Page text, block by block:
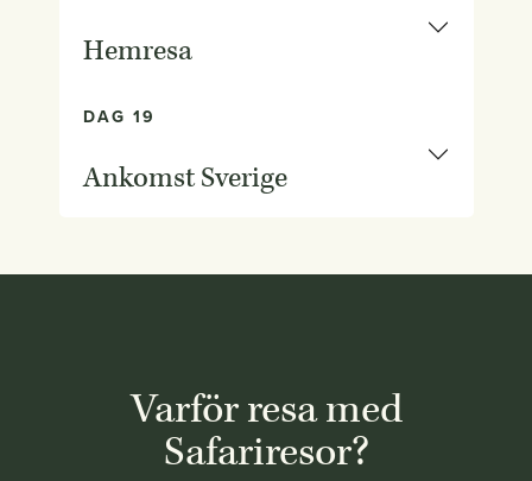
Hemresa
DAG 19
Ankomst Sverige
Varför resa med
Safariresor?